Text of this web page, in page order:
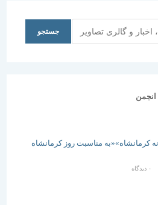
جستجو
مناسبت روز کرمانشاه